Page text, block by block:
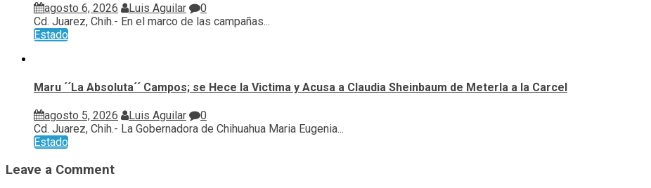
agosto 6, 2026 Luis Aguilar
0
Cd. Juarez, Chih.- En el marco de las campañas...
Estado
Maru ´´La Absoluta´´ Campos; se Hece la Victima y Acusa a Claudia Sheinbaum de Meterla a la Carcel
agosto 5, 2026 Luis Aguilar
0
Cd. Juarez, Chih.- La Gobernadora de Chihuahua Maria Eugenia...
Estado
Leave a Comment